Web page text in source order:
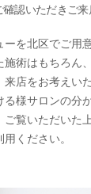
認いただきご
を北区でご用
術はもちろん
店をお考えい
様サロンの分
覧いただいた
ください。